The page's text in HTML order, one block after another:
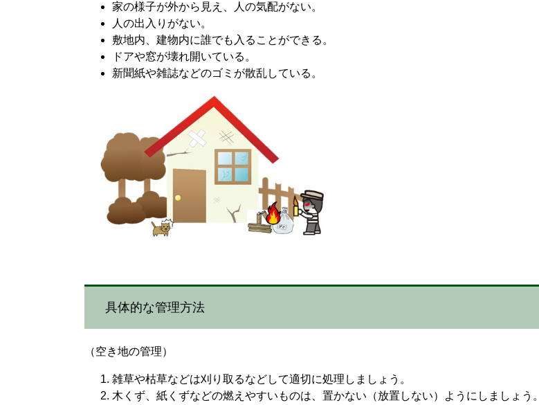
家の様子が外から見え、人の気配がない。
人の出入りがない。
敷地内、建物内に誰でも入ることができる。
ドアや窓が壊れ開いている。
新聞紙や雑誌などのゴミが散乱している。
具体的な管理方法
（空き地の管理）
雑草や枯草などは刈り取るなどして適切に処理しましょう。
木くず、紙くずなどの燃えやすいものは、置かない（放置しない）ようにしましょう。